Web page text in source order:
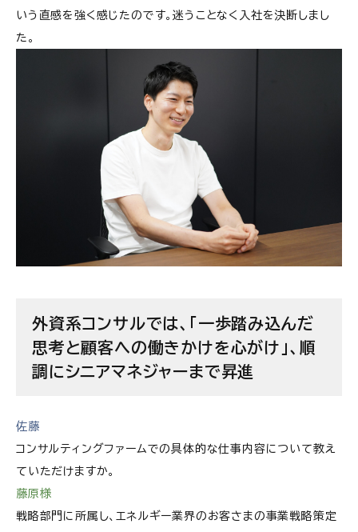
いう直感を強く感じたのです。迷うことなく入社を決断しまし
た。
外資系コンサルでは、「一歩踏み込んだ
思考と顧客への働きかけを心がけ」、順
調にシニアマネジャーまで昇進
佐藤
コンサルティングファームでの具体的な仕事内容について教え
ていただけますか。
藤原様
戦略部門に所属し、エネルギー業界のお客さまの事業戦略策定